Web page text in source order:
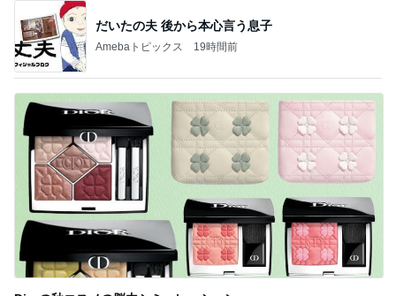
Diorの秋コスメの脳内シミュレーション
Amebaトピックス
記事を読む
値段にビックリし購入したカルティエ
Amebaトピックス 20時間前
ジャンル人気記事ランキング
カメラ(風景写真)